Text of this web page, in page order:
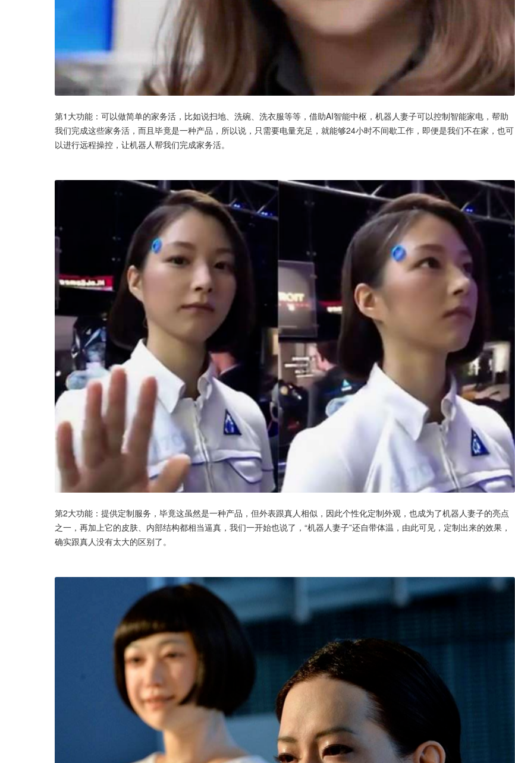
第1大功能：可以做简单的家务活，比如说扫地、洗碗、洗衣服等等，借助AI智能中枢，机器人妻子可以控制智能家电，帮助
我们完成这些家务活，而且毕竟是一种产品，所以说，只需要电量充足，就能够24小时不间歇工作，即便是我们不在家，也可
以进行远程操控，让机器人帮我们完成家务活。
第2大功能：提供定制服务，毕竟这虽然是一种产品，但外表跟真人相似，因此个性化定制外观，也成为了机器人妻子的亮点
之一，再加上它的皮肤、内部结构都相当逼真，我们一开始也说了，“机器人妻子”还自带体温，由此可见，定制出来的效果，
确实跟真人没有太大的区别了。